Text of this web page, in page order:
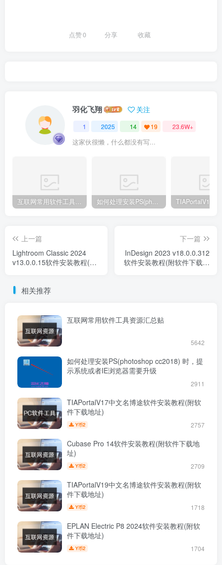
点赞0 分享 收藏
羽化飞翔 关注
1 2025 14 19 23.6W+
这家伙很懒，什么都没有写...
上一篇
Lightroom Classic 2024
v13.0.0.15软件安装教程(附
下一篇
InDesign 2023 v18.0.0.312
软件安装教程(附软件下载地
相关推荐
互联网常用软件工具资源汇总贴
5642
如何处理安装PS(photoshop cc2018) 时，提
示系统或者IE浏览器需要升级
2911
TIAPortalV17中文名博途软件安装教程(附软
件下载地址)
Y币2 2757
Cubase Pro 14软件安装教程(附软件下载地
址)
Y币2 2709
TIAPortalV19中文名博途软件安装教程(附软
件下载地址)
Y币2 1718
EPLAN Electric P8 2024软件安装教程(附软
件下载地址)
Y币2 1704